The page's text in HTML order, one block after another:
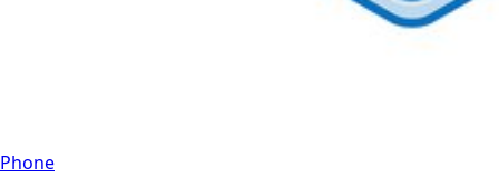
Phone